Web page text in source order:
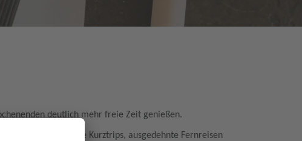
deutlich mehr freie Zeit genießen.
für spontane Kurztrips, ausgedehnte Fernreisen